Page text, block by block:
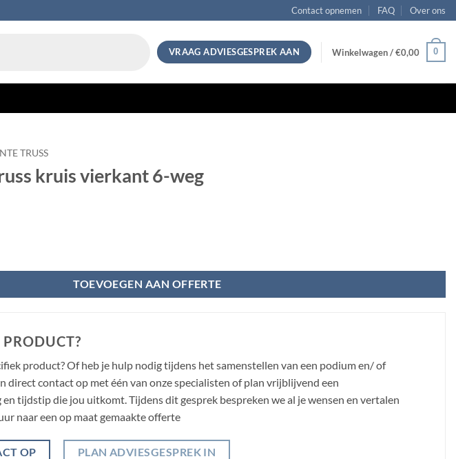
Contact opnemen FAQ Over ons
VRAAG ADVIESGESPREK AAN Winkelwagen /€0,00 0
TRUSS
kruis vierkant 6-weg
TOEVOEGEN AAN OFFERTE
product? Of heb je hulp nodig tijdens het samenstellen van een podium en/ of
direct contact op met één van onze specialisten of plan vrijblijvend een
en tijdstip die jou uitkomt. Tijdens dit gesprek bespreken we al je wensen en vertalen
naar een op maat gemaakte offerte
OP PLAN ADVIESGESPREK IN